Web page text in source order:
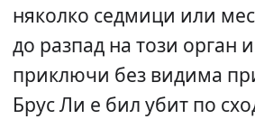
няколко седмици или
до разпад на този орган
приключи без видима
Брус Ли е бил убит по